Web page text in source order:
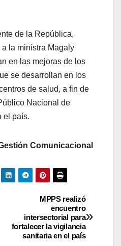
de la República,
la ministra Magaly
en las mejoras de los
se desarrollan en los
de salud, a fin de
Nacional de
el país.
Comunicacional
MPPS realizó
encuentro
intersectorial para
fortalecer la vigilancia
sanitaria en el país